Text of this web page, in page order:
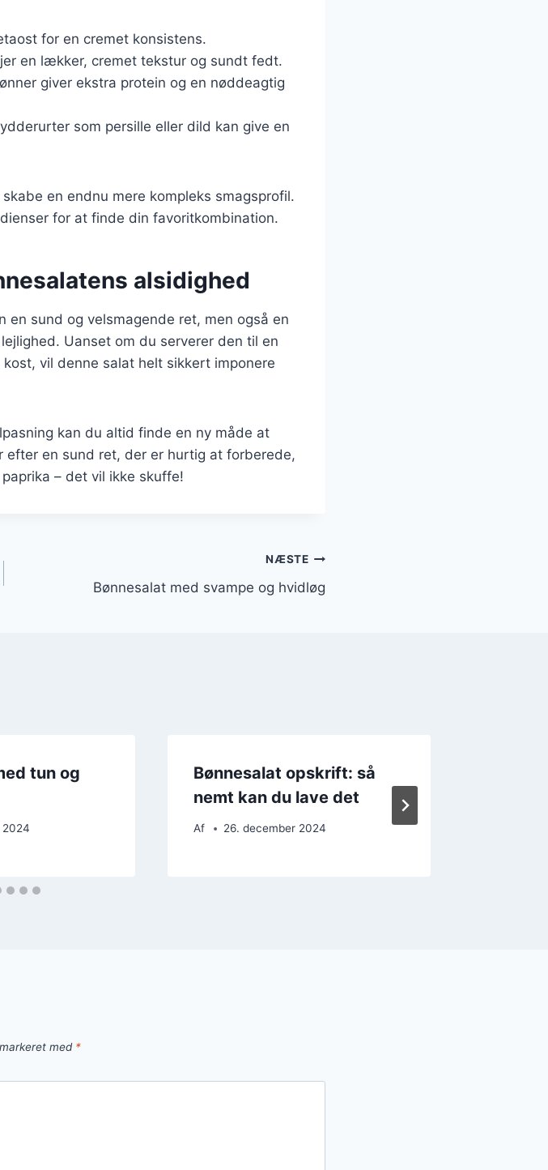
for en cremet konsistens.
en lækker, cremet tekstur og sundt fedt.
giver ekstra protein og en nøddeagtig
som persille eller dild kan give en
en endnu mere kompleks smagsprofil.
for at finde din favoritkombination.
alsidighed
en sund og velsmagende ret, men også en
Uanset om du serverer den til en
vil denne salat helt sikkert imponere
kan du altid finde en ny måde at
en sund ret, der er hurtig at forberede,
– det vil ikke skuffe!
NÆSTE
Bønnesalat med svampe og hvidløg
tun og
2024
Bønnesalat opskrift: så
nemt kan du lave det
Af 26. december 2024
med *